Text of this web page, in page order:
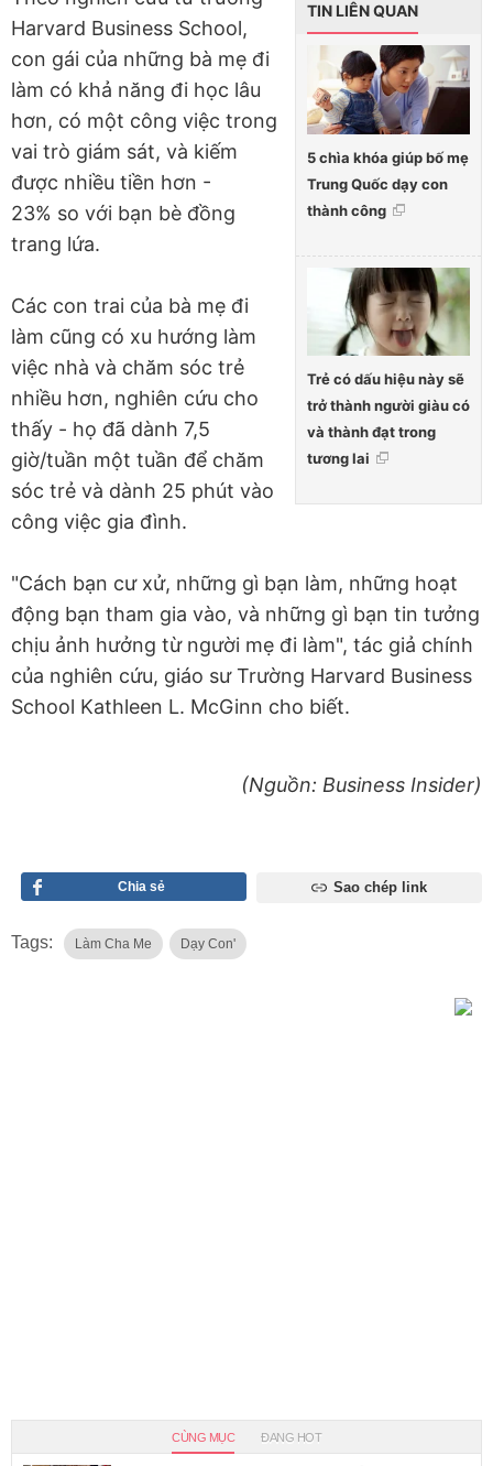
TIN LIÊN QUAN
5 chìa khóa giúp bố mẹ
Trung Quốc dạy con
thành công
Trẻ có dấu hiệu này sẽ
trở thành người giàu có
và thành đạt trong
tương lai
Harvard Business School,
con gái của những bà mẹ đi
làm có khả năng đi học lâu
hơn, có một công việc trong
vai trò giám sát, và kiếm
được nhiều tiền hơn -
23% so với bạn bè đồng
trang lứa.
Các con trai của bà mẹ đi
làm cũng có xu hướng làm
việc nhà và chăm sóc trẻ
nhiều hơn, nghiên cứu cho
thấy - họ đã dành 7,5
giờ/tuần một tuần để chăm
sóc trẻ và dành 25 phút vào
công việc gia đình.
"Cách bạn cư xử, những gì bạn làm, những hoạt
động bạn tham gia vào, và những gì bạn tin tưởng
chịu ảnh hưởng từ người mẹ đi làm", tác giả chính
của nghiên cứu, giáo sư Trường Harvard Business
School Kathleen L. McGinn cho biết.
(Nguồn: Business Insider)
Chia sẻ Sao chép link
Tags: Làm Cha Me Dạy Con'
CÙNG MỤC ĐANG HOT